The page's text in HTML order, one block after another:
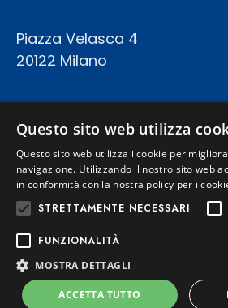
Piazza Velasca 4
20122 Milano
CAPITALE SOCIALE: € 23.200.000
Privacy Policy
Cookie Policy
Powered byGraffti Web
Questo sito web utilizza
Questo sito web utilizza i cookie per
navigazione. Utilizzando il nostro sito web
in conformità con la nostra policy per i
STRETTAMENTE NECESSARI
FUNZIONALITÀ
MOSTRA DETTAGLI
ACCETTA TUTTO